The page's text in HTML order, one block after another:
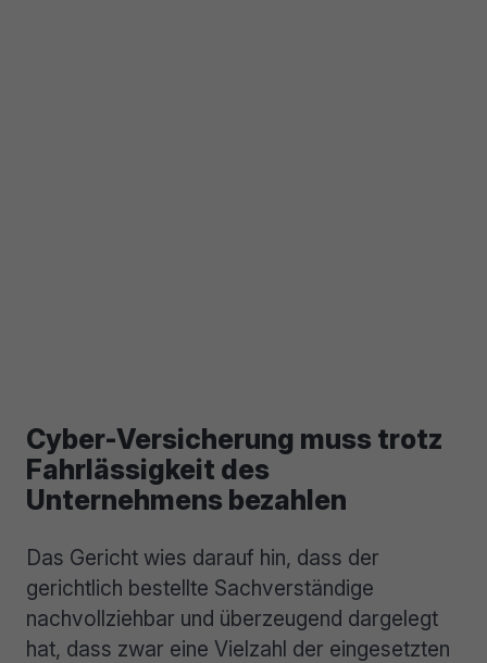
Cyber-Versicherung muss trotz
Fahrlässigkeit des
Unternehmens bezahlen
Das Gericht wies darauf hin, dass der
gerichtlich bestellte Sachverständige
nachvollziehbar und überzeugend dargelegt
hat, dass zwar eine Vielzahl der eingesetzten